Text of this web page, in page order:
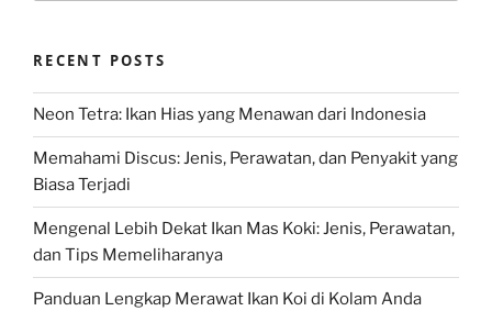
RECENT POSTS
Neon Tetra: Ikan Hias yang Menawan dari Indonesia
Memahami Discus: Jenis, Perawatan, dan Penyakit yang
Biasa Terjadi
Mengenal Lebih Dekat Ikan Mas Koki: Jenis, Perawatan,
dan Tips Memeliharanya
Panduan Lengkap Merawat Ikan Koi di Kolam Anda